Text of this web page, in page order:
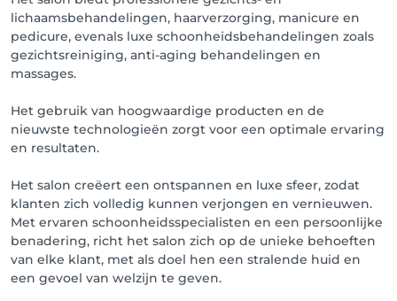
lichaamsbehandelingen, haarverzorging, manicure en
pedicure, evenals luxe schoonheidsbehandelingen zoals
gezichtsreiniging, anti-aging behandelingen en
massages.
Het gebruik van hoogwaardige producten en de
nieuwste technologieën zorgt voor een optimale ervaring
en resultaten.
Het salon creëert een ontspannen en luxe sfeer, zodat
klanten zich volledig kunnen verjongen en vernieuwen.
Met ervaren schoonheidsspecialisten en een persoonlijke
benadering, richt het salon zich op de unieke behoeften
van elke klant, met als doel hen een stralende huid en
een gevoel van welzijn te geven.